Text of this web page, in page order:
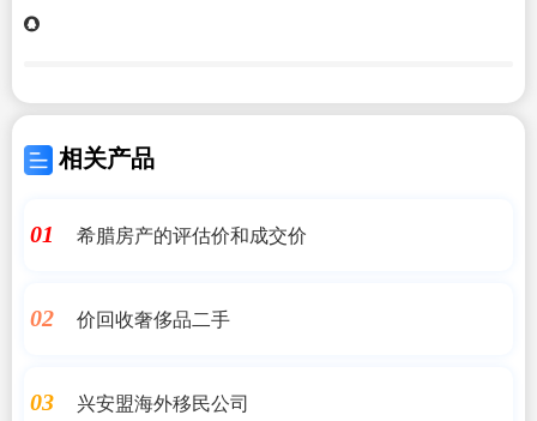
相关产品
01 希腊房产的评估价和成交价
02 价回收奢侈品二手
03 兴安盟海外移民公司